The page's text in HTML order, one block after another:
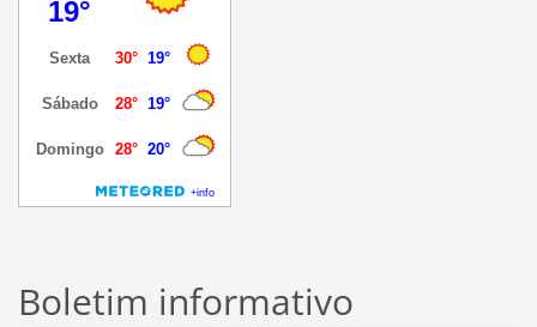
Boletim informativo